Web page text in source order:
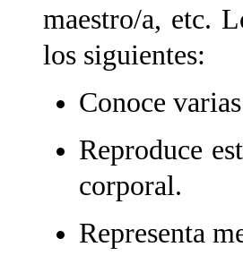
maestro/a, etc.
los siguientes:
Conoce
Reproduce
corporal.
Representa